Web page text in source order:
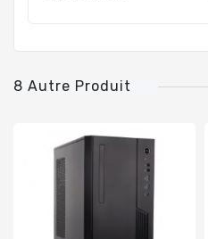
8 Autre Produit